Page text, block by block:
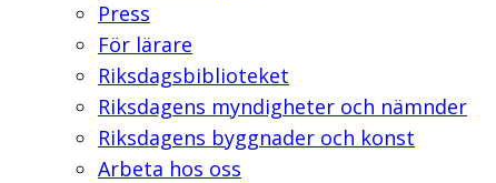
Press
För lärare
Riksdagsbiblioteket
Riksdagens myndigheter och nämnder
Riksdagens byggnader och konst
Arbeta hos oss